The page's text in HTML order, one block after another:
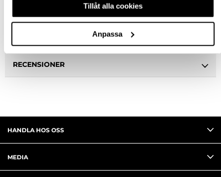
Tillåt alla cookies
Anpassa
RECENSIONER
HANDLA HOS OSS
MEDIA